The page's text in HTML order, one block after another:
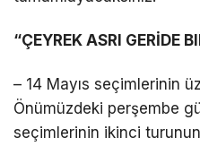
“ÇEYREK ASRI GERİDE
– 14 Mayıs seçimlerinin
Önümüzdeki perşembe
seçimlerinin ikinci